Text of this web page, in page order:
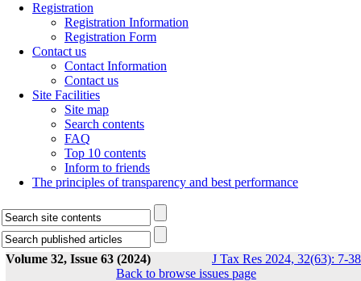
Registration
Registration Information
Registration Form
Contact us
Contact Information
Contact us
Site Facilities
Site map
Search contents
FAQ
Top 10 contents
Inform to friends
The principles of transparency and best performance
Volume 32, Issue 63 (2024)
J Tax Res 2024, 32(63): 7-38
Back to browse issues page